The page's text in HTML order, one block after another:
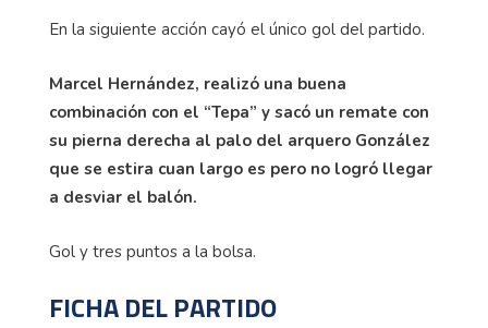
En la siguiente acción cayó el único gol del partido.
Marcel Hernández, realizó una buena
combinación con el “Tepa” y sacó un remate con
su pierna derecha al palo del arquero González
que se estira cuan largo es pero no logró llegar
a desviar el balón.
Gol y tres puntos a la bolsa.
FICHA DEL PARTIDO